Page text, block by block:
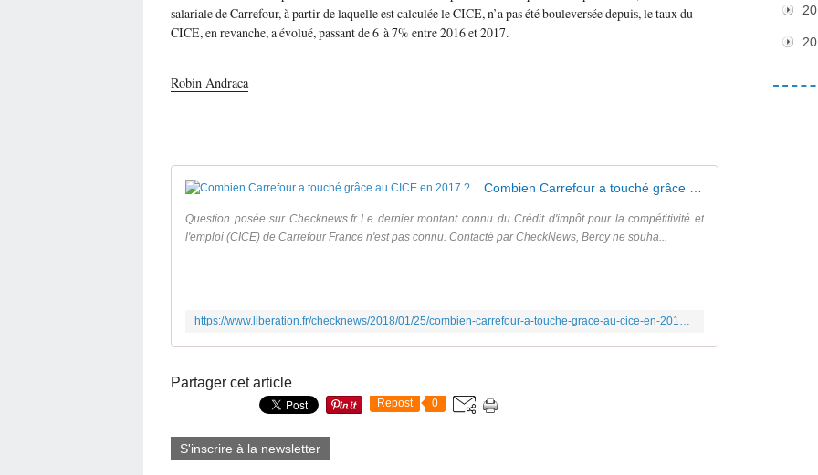
salariale de Carrefour, à partir de laquelle est calculée le CICE, n’a pas été bouleversée depuis, le taux du
CICE, en revanche, a évolué, passant de 6 à 7% entre 2016 et 2017.
Robin Andraca
Question posée sur Checknews.fr Le dernier montant connu du Crédit d'impôt pour la compétitivité et
l'emploi (CICE) de Carrefour France n'est pas connu. Contacté par CheckNews, Bercy ne souha...
https://www.liberation.fr/checknews/2018/01/25/combien-carrefour-a-touche-grace-au-cice-en-2017_1625109
Partager cet article
Repost 0
S'inscrire à la newsletter